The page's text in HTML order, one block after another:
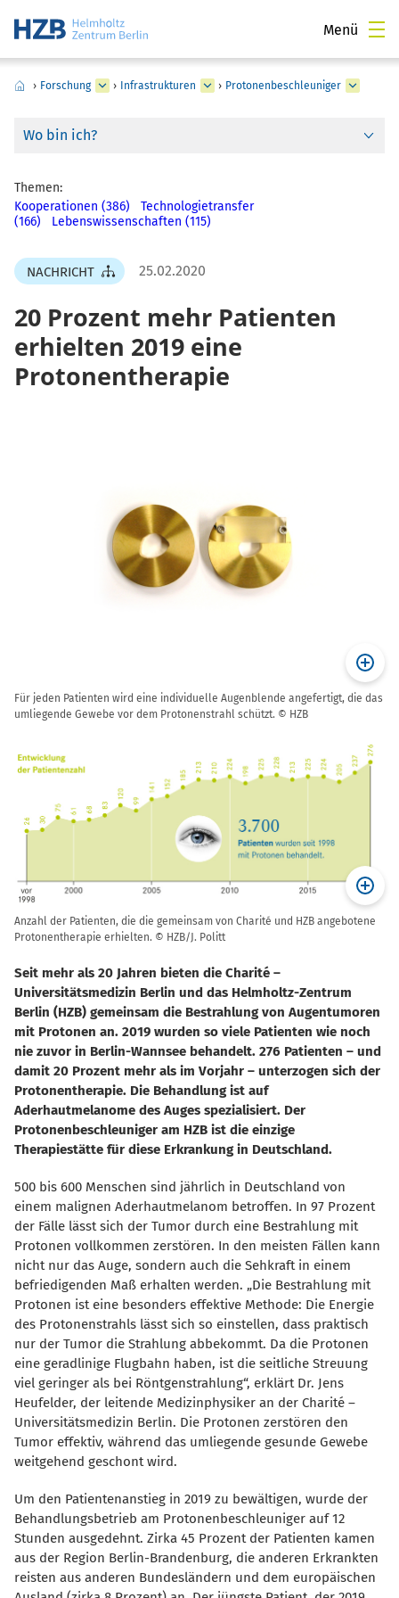
Menü
› Forschung › Infrastrukturen › Protonenbeschleuniger
Wo bin ich?
Themen:
Kooperationen (386)
Technologietransfer
(166)
Lebenswissenschaften (115)
NACHRICHT 25.02.2020
20 Prozent mehr Patienten
erhielten 2019 eine
Protonentherapie
Für jeden Patienten wird eine individuelle Augenblende angefertigt, die das
umliegende Gewebe vor dem Protonenstrahl schützt. © HZB
Anzahl der Patienten, die die gemeinsam von Charité und HZB angebotene
Protonentherapie erhielten. © HZB/J. Politt
Seit mehr als 20 Jahren bieten die Charité –
Universitätsmedizin Berlin und das Helmholtz-Zentrum
Berlin (HZB) gemeinsam die Bestrahlung von Augentumoren
mit Protonen an. 2019 wurden so viele Patienten wie noch
nie zuvor in Berlin-Wannsee behandelt. 276 Patienten – und
damit 20 Prozent mehr als im Vorjahr – unterzogen sich der
Protonentherapie. Die Behandlung ist auf
Aderhautmelanome des Auges spezialisiert. Der
Protonenbeschleuniger am HZB ist die einzige
Therapiestätte für diese Erkrankung in Deutschland.
500 bis 600 Menschen sind jährlich in Deutschland von
einem malignen Aderhautmelanom betroffen. In 97 Prozent
der Fälle lässt sich der Tumor durch eine Bestrahlung mit
Protonen vollkommen zerstören. In den meisten Fällen kann
nicht nur das Auge, sondern auch die Sehkraft in einem
befriedigenden Maß erhalten werden. „Die Bestrahlung mit
Protonen ist eine besonders effektive Methode: Die Energie
des Protonenstrahls lässt sich so einstellen, dass praktisch
nur der Tumor die Strahlung abbekommt. Da die Protonen
eine geradlinige Flugbahn haben, ist die seitliche Streuung
viel geringer als bei Röntgenstrahlung“, erklärt Dr. Jens
Heufelder, der leitende Medizinphysiker an der Charité –
Universitätsmedizin Berlin. Die Protonen zerstören den
Tumor effektiv, während das umliegende gesunde Gewebe
weitgehend geschont wird.
Um den Patientenanstieg in 2019 zu bewältigen, wurde der
Behandlungsbetrieb am Protonenbeschleuniger auf 12
Stunden ausgedehnt. Zirka 45 Prozent der Patienten kamen
aus der Region Berlin-Brandenburg, die anderen Erkrankten
reisten aus anderen Bundesländern und dem europäischen